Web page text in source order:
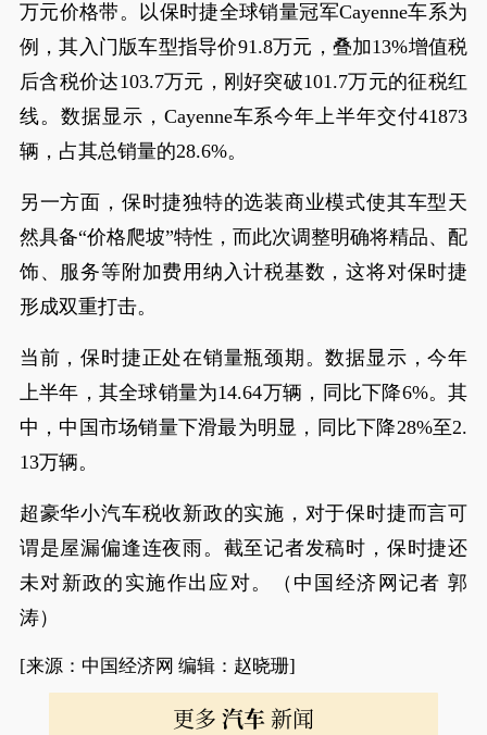
万元价格带。以保时捷全球销量冠军Cayenne车系为
例，其入门版车型指导价91.8万元，叠加13%增值税
后含税价达103.7万元，刚好突破101.7万元的征税红
线。数据显示，Cayenne车系今年上半年交付41873
辆，占其总销量的28.6%。
另一方面，保时捷独特的选装商业模式使其车型天
然具备“价格爬坡”特性，而此次调整明确将精品、配
饰、服务等附加费用纳入计税基数，这将对保时捷
形成双重打击。
当前，保时捷正处在销量瓶颈期。数据显示，今年
上半年，其全球销量为14.64万辆，同比下降6%。其
中，中国市场销量下滑最为明显，同比下降28%至2.
13万辆。
超豪华小汽车税收新政的实施，对于保时捷而言可
谓是屋漏偏逢连夜雨。截至记者发稿时，保时捷还
未对新政的实施作出应对。（中国经济网记者 郭
涛）
[来源：中国经济网 编辑：赵晓珊]
更多 汽车新闻